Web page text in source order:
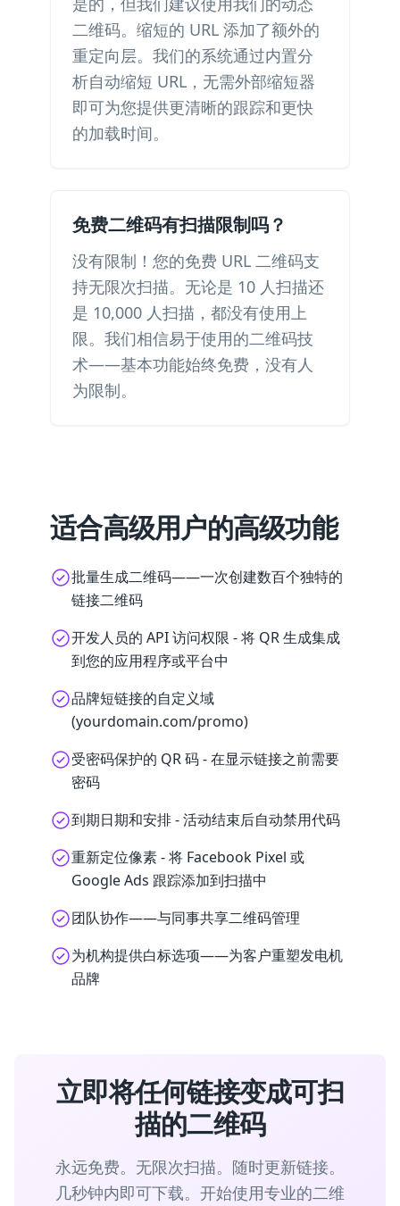
二维码。缩短的 URL 添加了额外的
重定向层。我们的系统通过内置分
析自动缩短 URL，无需外部缩短器
即可为您提供更清晰的跟踪和更快
的加载时间。
免费二维码有扫描限制吗？
没有限制！您的免费 URL 二维码支
持无限次扫描。无论是 10 人扫描还
是 10,000 人扫描，都没有使用上
限。我们相信易于使用的二维码技
术——基本功能始终免费，没有人
为限制。
适合高级用户的高级功能
批量生成二维码——一次创建数百个独特的
链接二维码
开发人员的 API 访问权限 - 将 QR 生成集成
到您的应用程序或平台中
品牌短链接的自定义域
(yourdomain.com/promo)
受密码保护的 QR 码 - 在显示链接之前需要
密码
到期日期和安排 - 活动结束后自动禁用代码
重新定位像素 - 将 Facebook Pixel 或
Google Ads 跟踪添加到扫描中
团队协作——与同事共享二维码管理
为机构提供白标选项——为客户重塑发电机
品牌
立即将任何链接变成可扫
描的二维码
永远免费。无限次扫描。随时更新链接。
几秒钟内即可下载。开始使用专业的二维